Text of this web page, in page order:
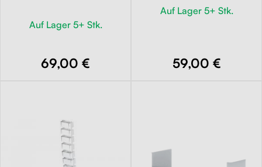
Auf Lager 5+ Stk.
69,00 €
Auf Lager 5+ Stk.
59,00 €